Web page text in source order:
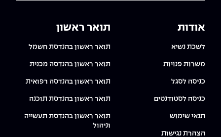
אודות
לשכת נשיא
משרות פנויות
כניסה לסגל
כניסה לסטודנטים
תנאי שימוש
הצהרת נגישות
תואר ראשון
תואר ראשון בהנדסת חשמל
תואר ראשון בהנדסה מכנית
תואר ראשון בהנדסה רפואית
תואר ראשון בהנדסת תוכנה
תואר ראשון בהנדסת תעשייה
וניהול